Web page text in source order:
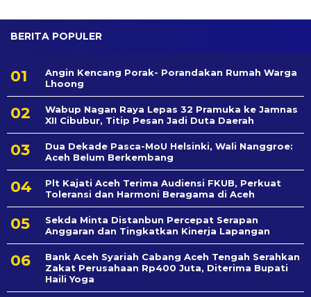
BERITA POPULER
Angin Kencang Porak- Porandakan Rumah Warga
Lhoong
Wabup Nagan Raya Lepas 32 Pramuka ke Jamnas
XII Cibubur, Titip Pesan Jadi Duta Daerah
Dua Dekade Pasca-MoU Helsinki, Wali Nanggroe:
Aceh Belum Berkembang
Plt Kajati Aceh Terima Audiensi FKUB, Perkuat
Toleransi dan Harmoni Beragama di Aceh
Sekda Minta Distanbun Percepat Serapan
Anggaran dan Tingkatkan Kinerja Lapangan
Bank Aceh Syariah Cabang Aceh Tengah Serahkan
Zakat Perusahaan Rp400 Juta, Diterima Bupati
Haili Yoga